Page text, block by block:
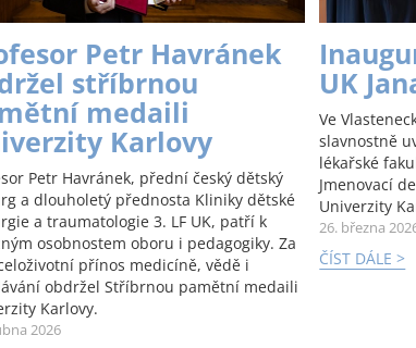
Petr Havránek
stříbrnou
medaili
Karlovy
Petr Havránek, přední český dětský
a dlouholetý přednosta Kliniky dětské
a traumatologie 3. LF UK, patří k
osobnostem oboru i pedagogiky. Za
přínos medicíně, vědě i
obdržel Stříbrnou pamětní medaili
Karlovy.
2026
UK
Ve
slavnostně
lékařské
Jmenovací
Univerzity
26. března
ČÍST DÁLE >